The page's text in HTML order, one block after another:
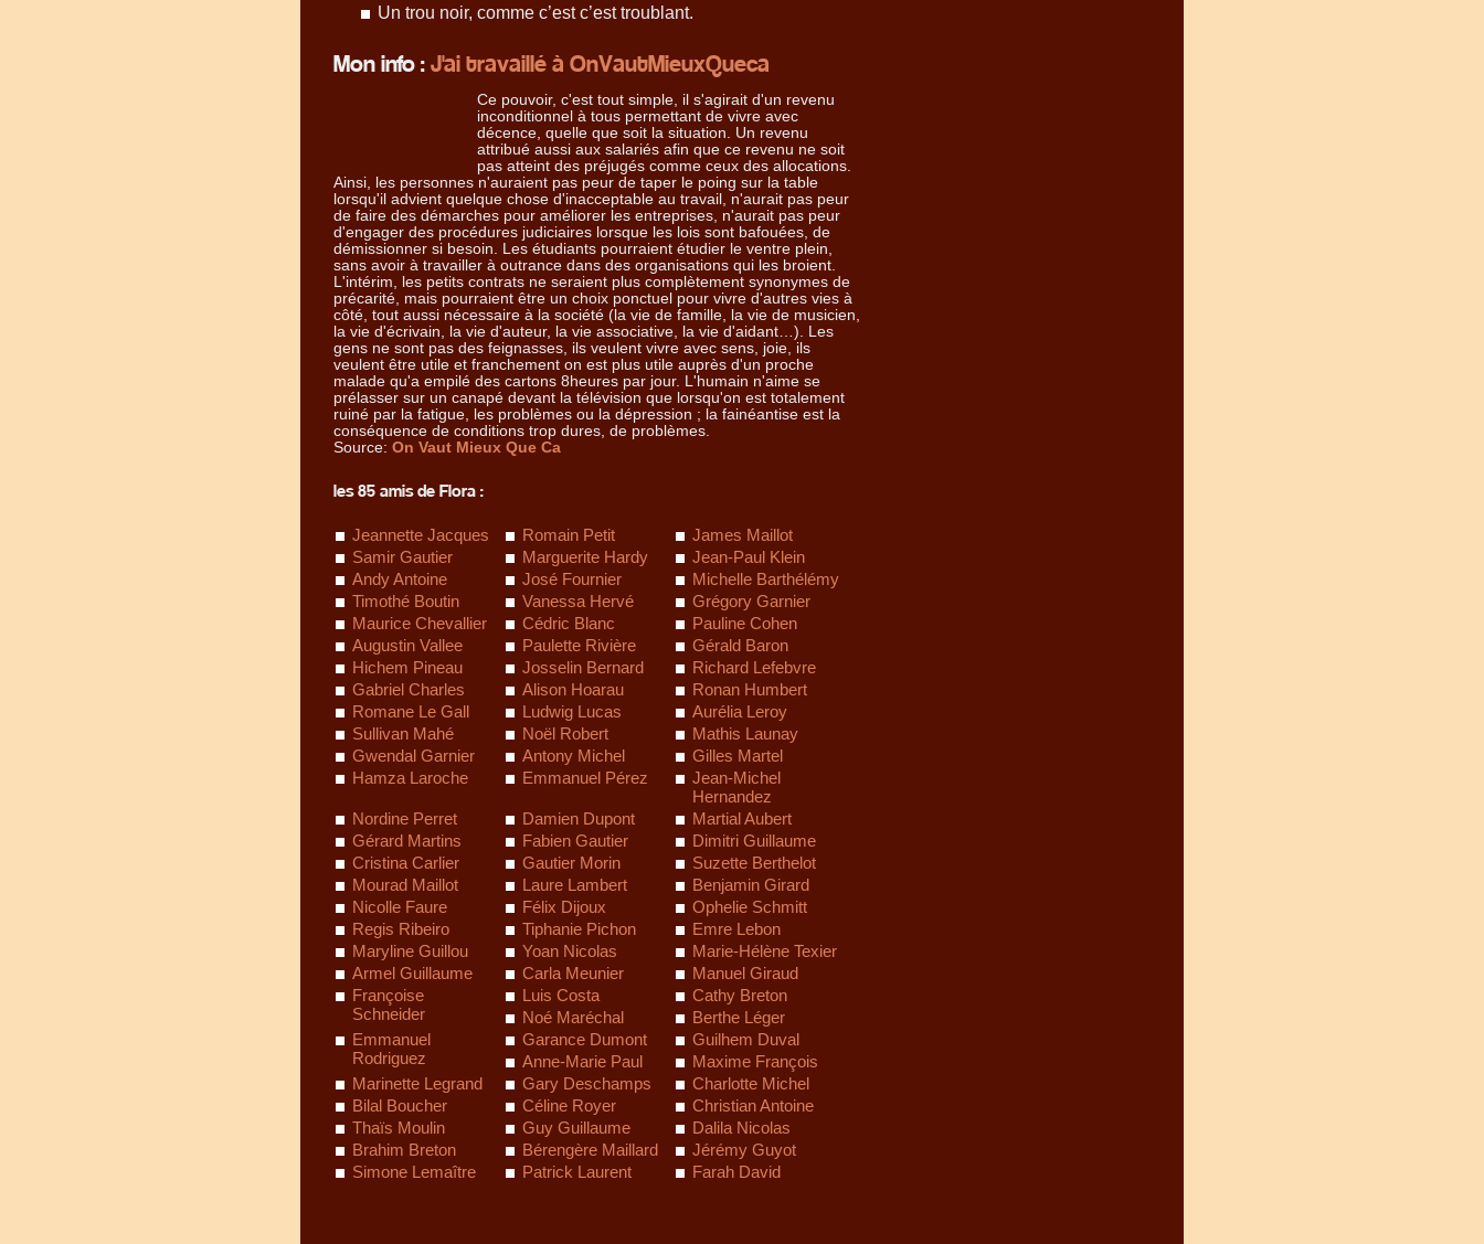
Un trou noir, comme c’est c’est troublant.
Mon info :J'ai travaillé à OnVautMieuxQueca
Ce pouvoir, c'est tout simple, il s'agirait d'un revenu
inconditionnel à tous permettant de vivre avec
décence, quelle que soit la situation. Un revenu
attribué aussi aux salariés afin que ce revenu ne soit
pas atteint des préjugés comme ceux des allocations.
Ainsi, les personnes n'auraient pas peur de taper le poing sur la table
lorsqu'il advient quelque chose d'inacceptable au travail, n'aurait pas peur
de faire des démarches pour améliorer les entreprises, n'aurait pas peur
d'engager des procédures judiciaires lorsque les lois sont bafouées, de
démissionner si besoin. Les étudiants pourraient étudier le ventre plein,
sans avoir à travailler à outrance dans des organisations qui les broient.
L'intérim, les petits contrats ne seraient plus complètement synonymes de
précarité, mais pourraient être un choix ponctuel pour vivre d'autres vies à
côté, tout aussi nécessaire à la société (la vie de famille, la vie de musicien,
la vie d'écrivain, la vie d'auteur, la vie associative, la vie d'aidant…). Les
gens ne sont pas des feignasses, ils veulent vivre avec sens, joie, ils
veulent être utile et franchement on est plus utile auprès d'un proche
malade qu'a empilé des cartons 8heures par jour. L'humain n'aime se
prélasser sur un canapé devant la télévision que lorsqu'on est totalement
ruiné par la fatigue, les problèmes ou la dépression ; la fainéantise est la
conséquence de conditions trop dures, de problèmes.
Source: On Vaut Mieux Que Ca
les 85 amis de Flora :
Jeannette Jacques Romain Petit
James Maillot
Samir Gautier
Marguerite Hardy
Jean-Paul Klein
Andy Antoine
José Fournier
Michelle Barthélémy
Timothé Boutin
Vanessa Hervé
Grégory Garnier
Maurice Chevallier
Cédric Blanc
Pauline Cohen
Augustin Vallee
Paulette Rivière
Gérald Baron
Hichem Pineau
Josselin Bernard
Richard Lefebvre
Gabriel Charles
Alison Hoarau
Ronan Humbert
Romane Le Gall
Ludwig Lucas
Aurélia Leroy
Sullivan Mahé
Noël Robert
Mathis Launay
Gwendal Garnier
Antony Michel
Gilles Martel
Hamza Laroche
Emmanuel Pérez
Jean-Michel
Hernandez
Nordine Perret
Damien Dupont
Martial Aubert
Gérard Martins
Fabien Gautier
Dimitri Guillaume
Cristina Carlier
Gautier Morin
Suzette Berthelot
Mourad Maillot
Laure Lambert
Benjamin Girard
Nicolle Faure
Félix Dijoux
Ophelie Schmitt
Regis Ribeiro
Tiphanie Pichon
Emre Lebon
Maryline Guillou
Yoan Nicolas
Marie-Hélène Texier
Armel Guillaume
Carla Meunier
Manuel Giraud
Françoise
Schneider
Luis Costa
Cathy Breton
Noé Maréchal
Berthe Léger
Emmanuel
Rodriguez
Garance Dumont
Guilhem Duval
Anne-Marie Paul
Maxime François
Marinette Legrand
Gary Deschamps
Charlotte Michel
Bilal Boucher
Céline Royer
Christian Antoine
Thaïs Moulin
Guy Guillaume
Dalila Nicolas
Brahim Breton
Bérengère Maillard
Jérémy Guyot
Simone Lemaître
Patrick Laurent Farah David